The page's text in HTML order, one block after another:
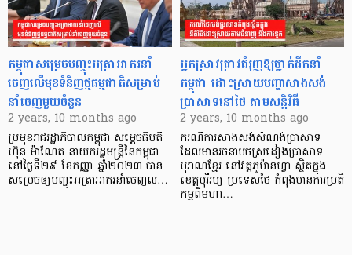
កម្ពុជាសម្រេចបញ្ចុះអត្រាអាករនាំ
ចេញលើមុខទំនិញថ្មធម្មជាតិសម្រាប់
នាំចេញមួយចំនួន
2 years, 10 months ago
ប្រមុខរាជរដ្ឋាភិបាលកម្ពុជា សម្ដេចធិបតី
ហ៊ុន ម៉ាណែត នាយករដ្ឋមន្រ្តីនៃកម្ពុជា
នៅថ្ងៃទី២៩ ខែកញ្ញា ឆ្នាំ២០២៣ បាន
សម្រេចឲ្យបញ្ចុះអត្រាអាករនាំចេញល…
អ្នកស្រាវជ្រាវជំរុញឱ្យថ្នាក់ដឹកនាំ
កម្ពុជា ដោះស្រាយបញ្ហាសាងសង់
ប្រាសាទនៅថៃ តាមសន្តិវិធី
2 years, 10 months ago
ករណីការសាងសង់សំណង់ប្រាសាទ
ដែលមានរចនាបថស្រដៀងប្រាសាទ
បុរាណខ្មែរ នៅវត្តភូម៉ានហ្វា ស្ថិតក្នុង
ខេត្តបុរីរម្យ ប្រទេសថៃ កំពុងមានការប្រតិ
កម្មពីមហា…